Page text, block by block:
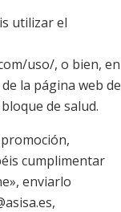
utilizar el
uso/, o bien, en
la página web de
de salud.
cumplimentar
enviarlo